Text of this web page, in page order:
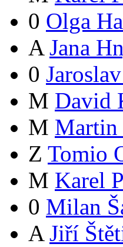
0 Olga
A Jana
0
M David
M Martin
Z Tomio
M Karel
0 Milan
A Jiří